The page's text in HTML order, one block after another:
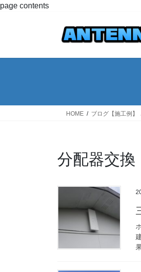
page contentsコ
ナ
HOME ブログ【施工例】
分配器交換